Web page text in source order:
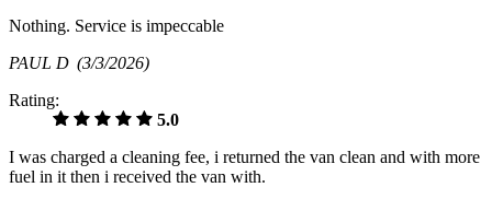
Nothing. Service is impeccable
PAUL D (3/3/2026)
Rating:
5.0
I was charged a cleaning fee, i returned the van clean and with more
fuel in it then i received the van with.